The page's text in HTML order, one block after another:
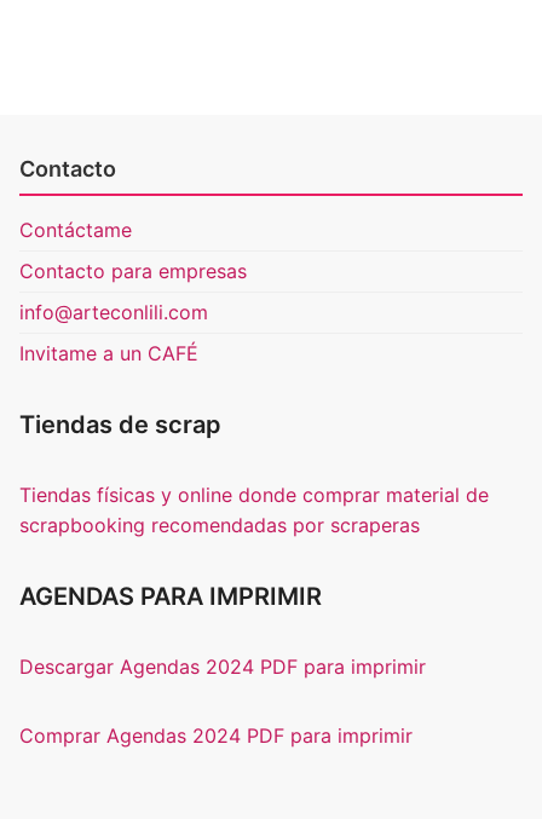
Contacto
Contáctame
Contacto para empresas
info@arteconlili.com
Invitame a un CAFÉ
Tiendas de scrap
Tiendas físicas y online donde comprar material de
scrapbooking recomendadas por scraperas
AGENDAS PARA IMPRIMIR
Descargar Agendas 2024 PDF para imprimir
Comprar Agendas 2024 PDF para imprimir